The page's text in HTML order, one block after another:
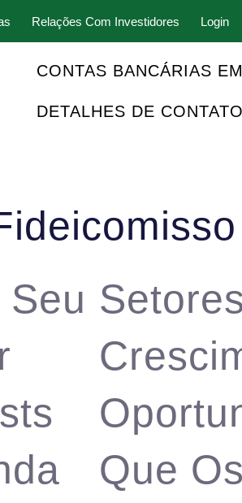
Relações Com Investidores Login
CONTAS BANCÁRIAS
DETALHES DE CONTATO
Que Os